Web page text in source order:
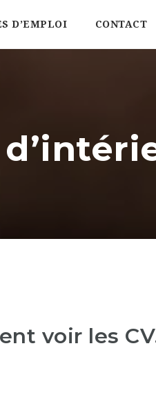
D’EMPLOI CONTACT
voir les